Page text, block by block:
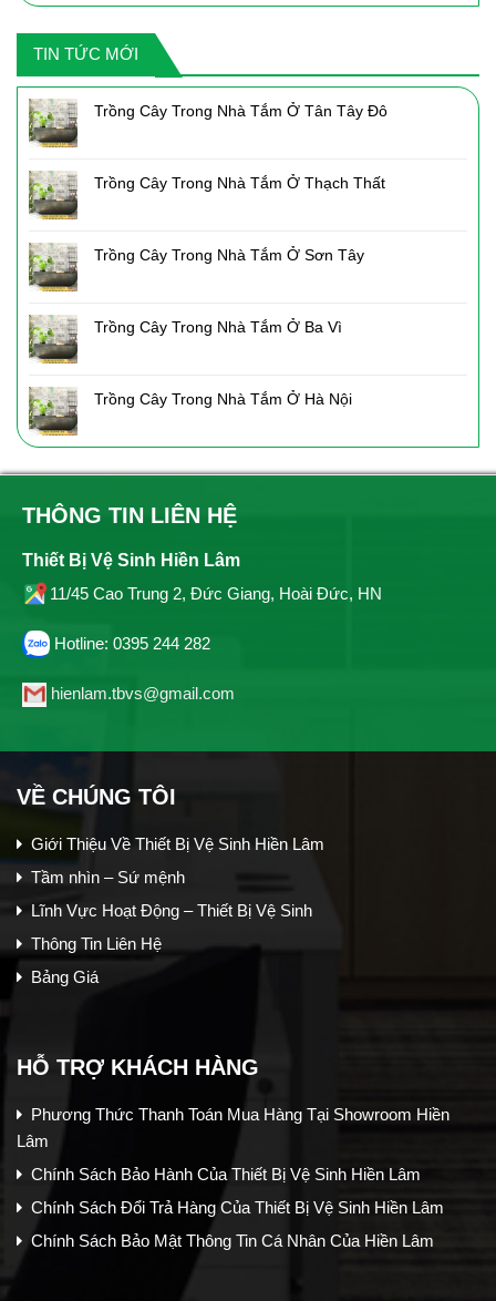
là:
tại
TIN TỨC MỚI
Trồng Cây Trong Nhà Tắm Ở Tân Tây Đô
Trồng Cây Trong Nhà Tắm Ở Thạch Thất
Trồng Cây Trong Nhà Tắm Ở Sơn Tây
Trồng Cây Trong Nhà Tắm Ở Ba Vì
Trồng Cây Trong Nhà Tắm Ở Hà Nội
THÔNG TIN LIÊN HỆ
Thiết Bị Vệ Sinh Hiền Lâm
11/45 Cao Trung 2, Đức Giang, Hoài Đức, HN
Hotline: 0395 244 282
hienlam.tbvs@gmail.com
VỀ CHÚNG TÔI
Giới Thiệu Về Thiết Bị Vệ Sinh Hiền Lâm
Tầm nhìn – Sứ mệnh
Lĩnh Vực Hoạt Động – Thiết Bị Vệ Sinh
Thông Tin Liên Hệ
Bảng Giá
HỖ TRỢ KHÁCH HÀNG
Phương Thức Thanh Toán Mua Hàng Tại Showroom Hiền
Lâm
Chính Sách Bảo Hành Của Thiết Bị Vệ Sinh Hiền Lâm
Chính Sách Đổi Trả Hàng Của Thiết Bị Vệ Sinh Hiền Lâm
Chính Sách Bảo Mật Thông Tin Cá Nhân Của Hiền Lâm